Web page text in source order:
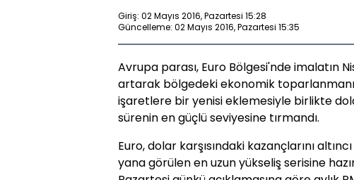
Giriş: 02 Mayıs 2016, Pazartesi 15:28
Güncelleme: 02 Mayıs 2016, Pazartesi 15:35
Avrupa parası, Euro Bölgesi'nde imalatın
artarak bölgedeki ekonomik
işaretlere bir yenisi eklemesiyle birlikte
sürenin en güçlü seviyesine tırmandı.
Euro, dolar karşısındaki kazançlarını
yana görülen en uzun yükseliş serisine